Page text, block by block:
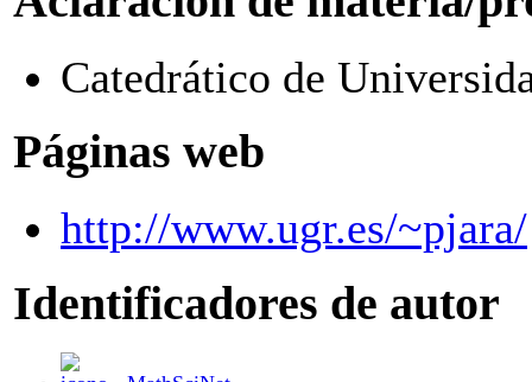
Catedrático de
Páginas web
http://www.ugr.es/~pjara/
Identificadores de autor